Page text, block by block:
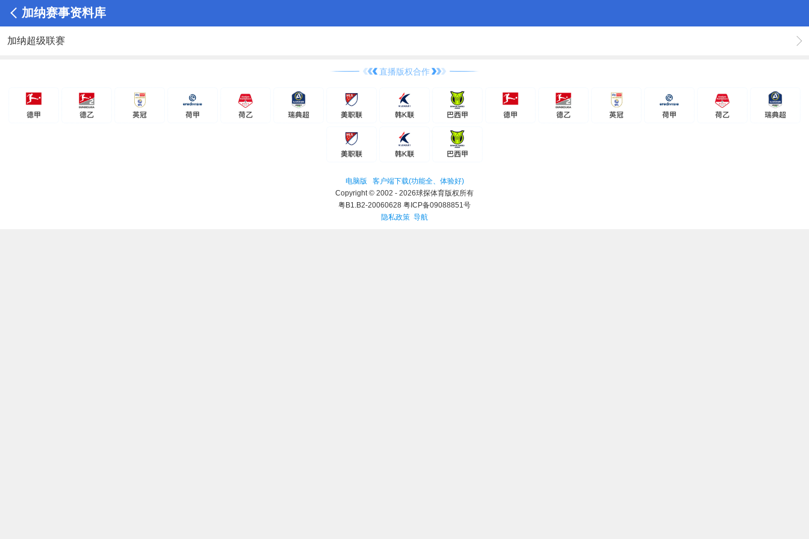
加纳赛事资料库
加纳超级联赛
直播版权合作
电脑版
客户端下载(功能全、体验好)
Copyright © 2002 - 2026球探体育版权所有
粤B1.B2-20060628 粤ICP备09088851号
隐私政策 导航